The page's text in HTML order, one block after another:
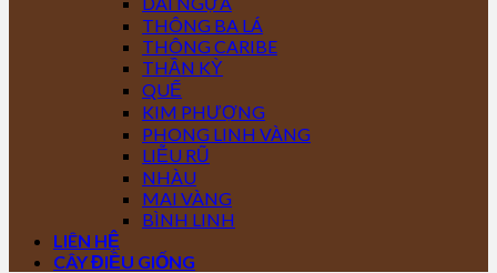
THÔNG BA LÁ
THÔNG CARIBE
THẦN KỲ
QUẾ
KIM PHƯỢNG
PHONG LINH VÀNG
LIỄU RŨ
NHÀU
MAI VÀNG
BÌNH LINH
LIÊN HỆ
CÂY ĐIỀU GIỐNG